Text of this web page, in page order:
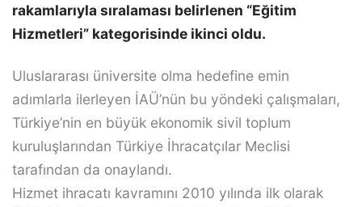
rakamlarıyla sıralaması belirlenen “Eğitim
Hizmetleri” kategorisinde ikinci oldu.
Uluslararası üniversite olma hedefine emin
adımlarla ilerleyen İAÜ’nün bu yöndeki çalışmaları,
Türkiye’nin en büyük ekonomik sivil toplum
kuruluşlarından Türkiye İhracatçılar Meclisi
tarafından da onaylandı.
Hizmet ihracatı kavramını 2010 yılında ilk olarak